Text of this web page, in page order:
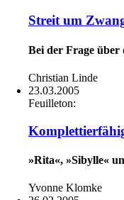
Streit um
Bei der Frage
Christian Linde
23.03.2005
Feuilleton:
»Rita«, »Sibylle«
Yvonne Klomke